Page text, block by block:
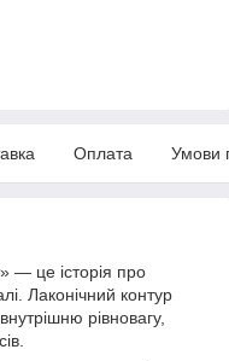
Оплата Умови
— це історія про
Лаконічний контур
рівновагу,